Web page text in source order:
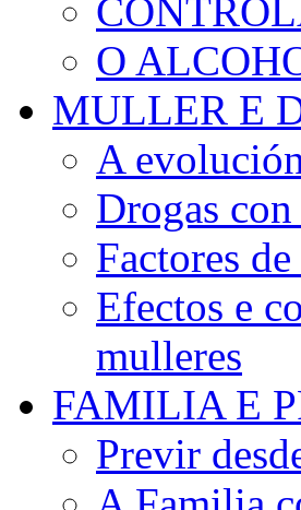
O
MULLER E
A
Drogas
Factores
Efectos e
mulleres
FAMILIA E
Previr